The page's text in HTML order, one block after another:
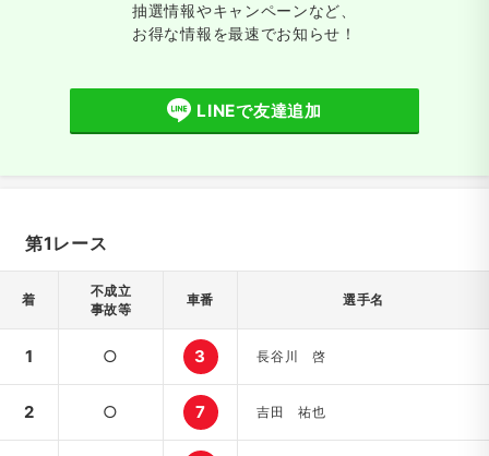
抽選情報やキャンペーンなど、
お得な情報を最速でお知らせ！
LINEで友達追加
第1レース
着
不成立
事故等
車番 選手名
1 ○ 3 長谷川 啓
2 ○ 7 吉田 祐也